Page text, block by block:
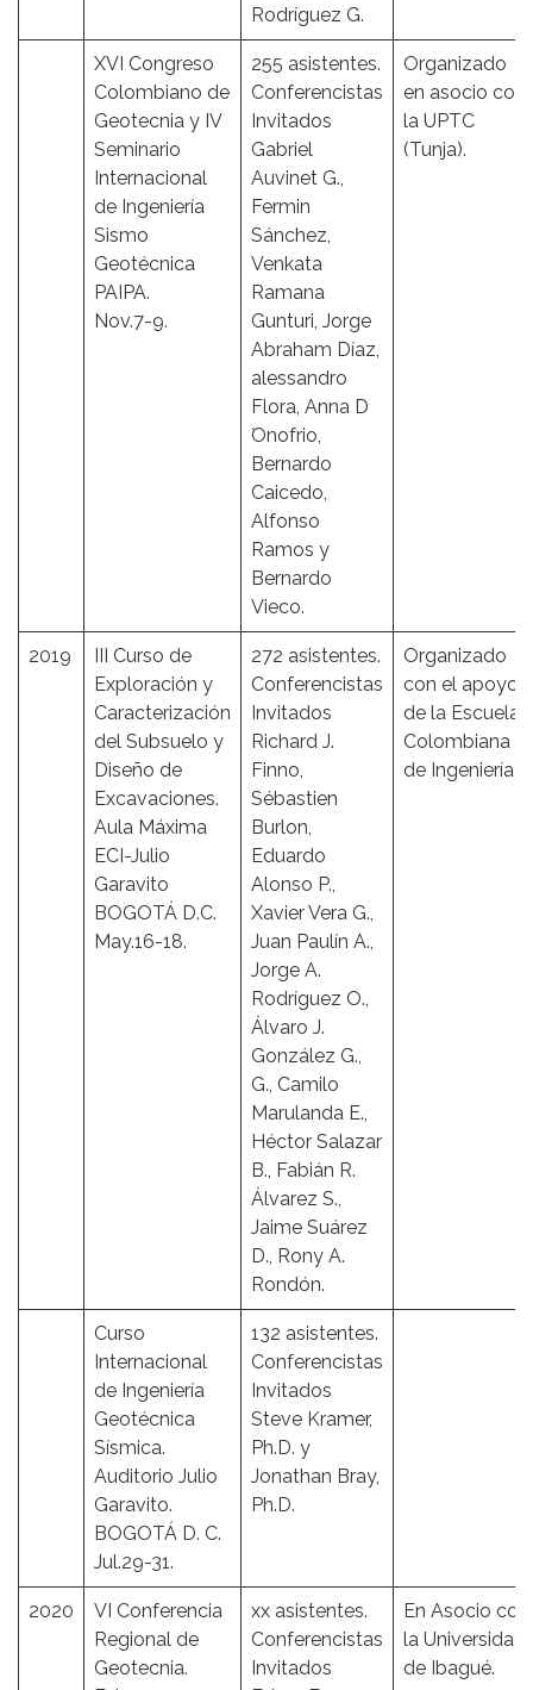
Rodríguez G.
XVI Congreso
Colombiano de
Geotecnia y IV
Seminario
Internacional
de Ingeniería
Sismo
Geotécnica
PAIPA.
Nov.7-9.
255 asistentes.
Conferencistas
Invitados
Gabriel
Auvinet G.,
Fermin
Sánchez,
Venkata
Ramana
Gunturi, Jorge
Abraham Díaz,
alessandro
Flora, Anna D
́Onofrio,
Bernardo
Caicedo,
Alfonso
Ramos y
Bernardo
Vieco.
Organizado
en asocio con
la UPTC
(Tunja).
2019
III Curso de
Exploración y
Caracterización
del Subsuelo y
Diseño de
Excavaciones.
Aula Máxima
ECI-Julio
Garavito
BOGOTÁ D.C.
May.16-18.
272 asistentes.
Conferencistas
Invitados
Richard J.
Finno,
Sébastien
Burlon,
Eduardo
Alonso P.,
Xavier Vera G.,
Juan Paulín A.,
Jorge A.
Rodríguez O.,
Álvaro J.
González G.,
G., Camilo
Marulanda E.,
Héctor Salazar
B., Fabián R.
Álvarez S.,
Jaime Suárez
D., Rony A.
Rondón.
Organizado
con el apoyo
de la Escuela
Colombiana
de Ingeniería.
Curso
Internacional
de Ingeniería
Geotécnica
Sísmica.
Auditorio Julio
Garavito.
BOGOTÁ D. C.
Jul.29-31.
132 asistentes.
Conferencistas
Invitados
Steve Kramer,
Ph.D. y
Jonathan Bray,
Ph.D.
2020
VI Conferencia
Regional de
Geotecnia.
xx asistentes.
Conferencistas
Invitados
En Asocio con
la Universidad
de Ibagué.